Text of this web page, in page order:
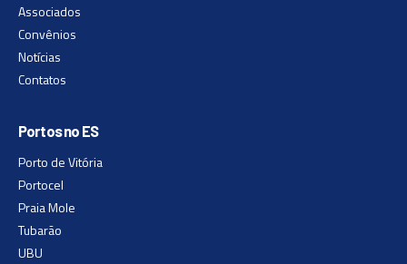
Associados
Convênios
Notícias
Contatos
Portos no ES
Porto de Vitória
Portocel
Praia Mole
Tubarão
UBU